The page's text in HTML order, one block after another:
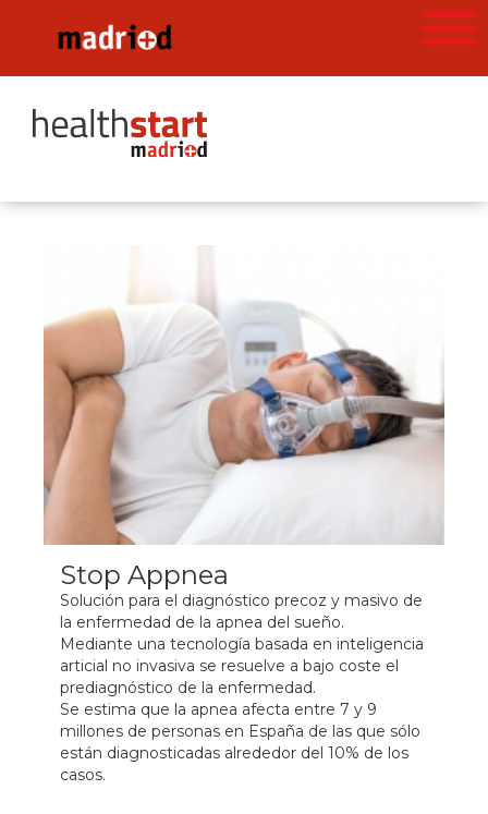
Stop Appnea
Solución para el diagnóstico precoz y masivo de
la enfermedad de la apnea del sueño.
Mediante una tecnología basada en inteligencia
arti​cial no invasiva se resuelve a bajo coste el
prediagnóstico de la enfermedad.
Se estima que la apnea afecta entre 7 y 9
millones de personas en España de las que sólo
están diagnosticadas alrededor del 10% de los
casos.